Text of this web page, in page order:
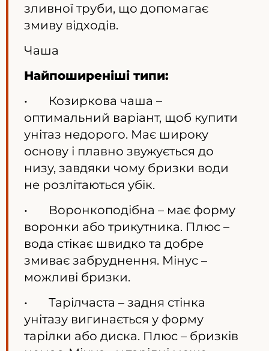
зливної труби, що допомагає
змиву відходів.
Чаша
Найпоширеніші типи:
• Козиркова чаша –
оптимальний варіант, щоб купити
унітаз недорого. Має широку
основу і плавно звужується до
низу, завдяки чому бризки води
не розлітаються убік.
• Воронкоподібна – має форму
воронки або трикутника. Плюс –
вода стікає швидко та добре
змиває забруднення. Мінус –
можливі бризки.
• Тарілчаста – задня стінка
унітазу вигинається у форму
тарілки або диска. Плюс – бризків